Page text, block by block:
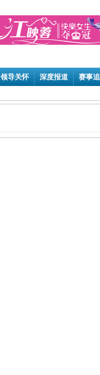
领导关怀 深度报道 赛事